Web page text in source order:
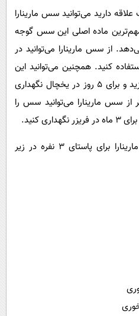
دارید می‌توانید سس مارینارا
مهم‌ترین ماده اصلی این سس گوجه
از سس مارینارا می‌توانید در
کنید. همچنین می‌توانید این
سس را درون ظرفی با بسته بریزید و برای ۵ روز در یخچال نگهداری
از سس مارینارا می‌توانید سس را
کنید.
مواد مورد نیاز برای تهیه سس مارینارا برای پاستای ۳ نفره در زیر